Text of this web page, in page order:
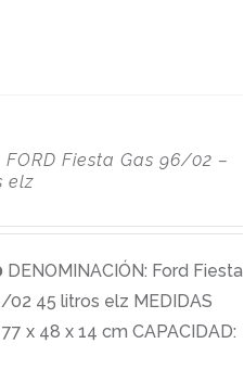
FORD Fiesta Gas 96/02 –
elz
DENOMINACIÓN: Ford Fiesta
02 45 litros elz MEDIDAS
77 x 48 x 14 cm CAPACIDAD: